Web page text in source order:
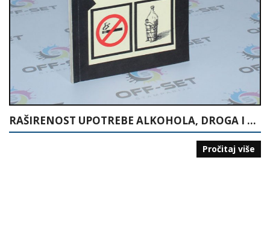
RAŠIRENOST UPOTREBE ALKOHOLA, DROGA I PUŠENJA MEĐU UČENICIMA OSNOVNIH I SREDNJIH ŠKOLA TUZLANSKO-PODRINJSKOG KANTONA
Pročitaj više